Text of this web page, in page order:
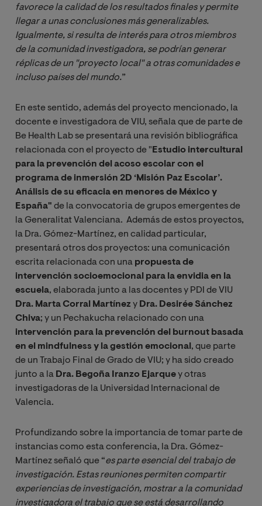
favorece la calidad de los resultados finales y permite
llegar a unas conclusiones más generalizables.
Igualmente, si resulta de interés para otros miembros
de la comunidad investigadora, se podrían generar
réplicas de un "proyecto local" a otras comunidades e
incluso países del mundo.”
En este sentido, además del proyecto mencionado, la
docente e investigadora de VIU, señala que de parte de
Be Health Lab se presentará una revisión bibliográfica
relacionada con el proyecto de " Estudio intercultural
para la prevención del acoso escolar con el
programa de inmersión 2D ‘Misión Paz Escolar’.
Análisis de su eficacia en menores de México y
España" de la convocatoria de grupos emergentes de
la Generalitat Valenciana. Además de estos proyectos,
la Dra. Gómez-Martínez, en calidad particular,
presentará otros dos proyectos: una comunicación
escrita relacionada con una propuesta de
intervención socioemocional para la envidia en la
escuela, elaborada junto a las docentes y PDI de VIU
Dra. Marta Corral Martínez y Dra. Desirée Sánchez
Chiva; y un Pechakucha relacionado con una
intervención para la prevención del burnout basada
en el mindfulness y la gestión emocional , que parte
de un Trabajo Final de Grado de VIU; y ha sido creado
junto a la Dra. Begoña Iranzo Ejarquey otras
investigadoras de la Universidad Internacional de
Valencia.
Profundizando sobre la importancia de tomar parte de
instancias como esta conferencia, la Dra. Gómez-
Martínez señaló que “es parte esencial del trabajo de
investigación. Estas reuniones permiten compartir
experiencias de investigación, mostrar a la comunidad
investigadora el trabajo que se está desarrollando